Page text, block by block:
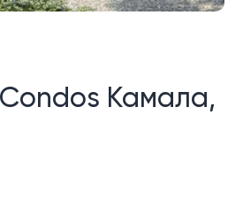
Камала,